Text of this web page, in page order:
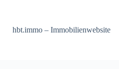
hbt.immo – Immobilienwebsite